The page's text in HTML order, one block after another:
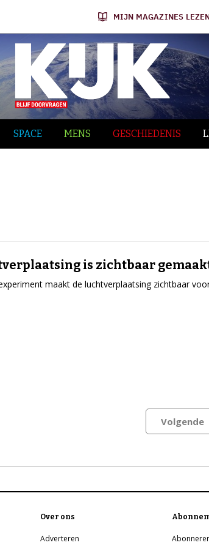
MIJN MAGAZINES
SPACE MENS GESCHIEDENIS
is zichtbaar
maakt de luchtverplaatsing zichtbaar
Volgende
Over ons
Adverteren